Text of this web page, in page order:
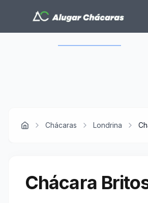
Use as setas para
Chácaras Londrina
Chácara